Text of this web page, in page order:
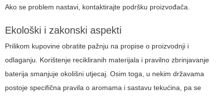
Ako se problem nastavi, kontaktirajte podršku proizvođača.
Ekološki i zakonski aspekti
Prilikom kupovine obratite pažnju na propise o proizvodnji i
odlaganju. Korištenje recikliranih materijala i pravilno zbrinjavanje
baterija smanjuje okolišni utjecaj. Osim toga, u nekim državama
postoje specifična pravila o aromama i sastavu tekućina, pa se